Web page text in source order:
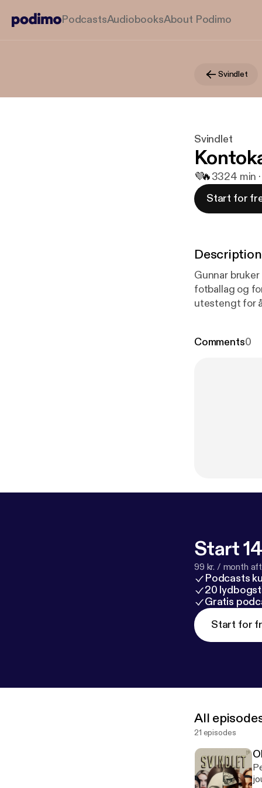
PodcastsAudiobooksAbout Podimo
Svindlet
Svindlet
💜🔥3324 min
Start for
Description
Gunnar
fotballag og
utestengt for
Comments0
Start
99 kr. / month
Podcasts
20
Gratis
Start for
All
21 episodes